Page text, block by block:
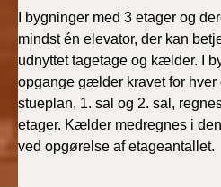
2019)
BR18 (1/1-4/7 2019)
BR18 (1/7-31/12
2018)
I bygninger med 3 etager og
mindst én elevator, der kan
udnyttet tagetage og kælder. I
opgange gælder kravet for hver
stueplan, 1. sal og 2. sal,
etager. Kælder medregnes i
ved opgørelse af etageantallet.